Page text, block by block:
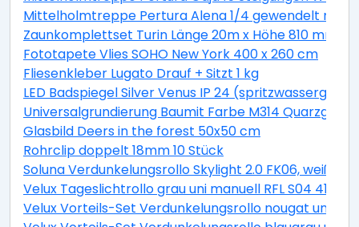
Mittelholmtreppe Pertura Alena 1/4 gewendelt mit
Zaunkomplettset Turin Länge 20m x Höhe 810 mm
Fototapete Vlies SOHO New York 400 x 260 cm
Fliesenkleber Lugato Drauf + Sitzt 1 kg
LED Badspiegel Silver Venus IP 24
Universalgrundierung Baumit Farbe M314 Quarzgrund
Glasbild Deers in the forest 50x50 cm
Rohrclip doppelt 18mm 10 Stück
Soluna Verdunkelungsrollo Skylight 2.0 FK06, weiß,
Velux Tageslichtrollo grau uni manuell RFL S04 4161S
Velux Vorteils-Set Verdunkelungsrollo nougat uni